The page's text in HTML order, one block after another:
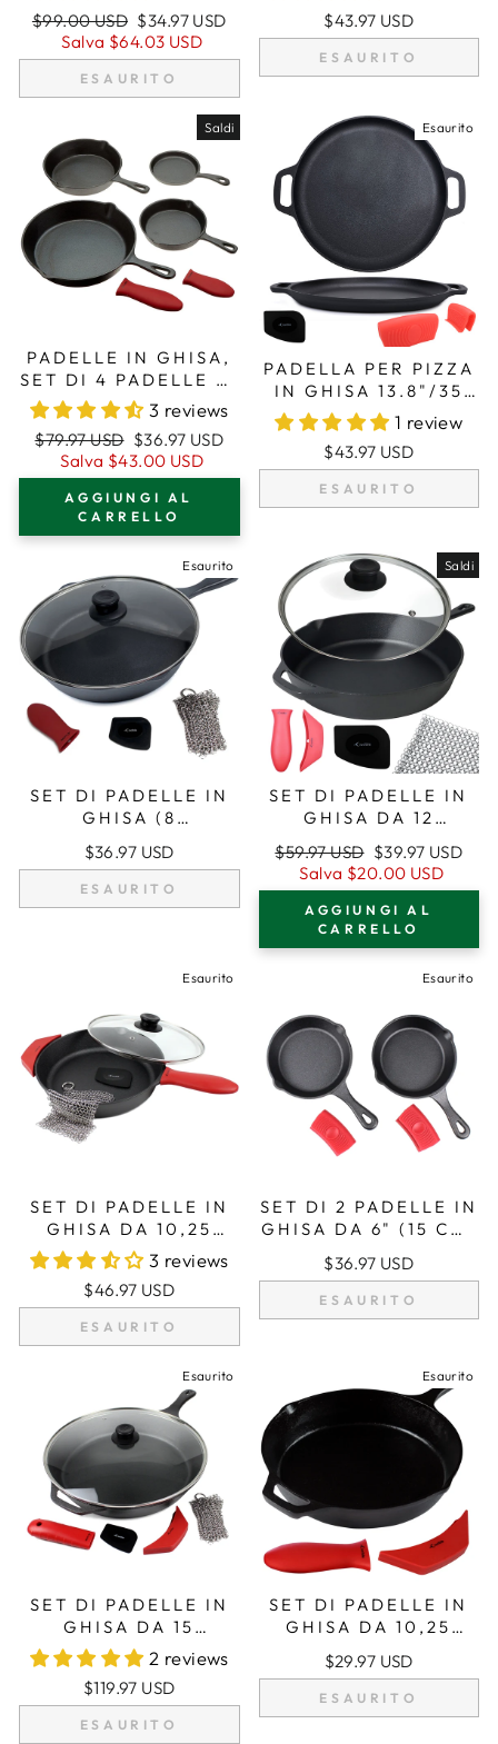
7.87”–4.72” (20 CM –
12 CM), RESISTENTI
AL FORNO
Prezzo
regolare
$99.00 USD Prezzo
di
vendita
$34.97 USD
Salva $64.03 USD
ESAURITO
COMBINAZIONE
GRIGLIA E PIASTRA,
ADATTA PER DUE
COTTURA
$43.97 USD
ESAURITO
Saldi
PADELLE IN GHISA,
SET DI 4 PADELLE DI
DIVERSE
DIMENSIONI, 2
PRESINE IN
SILICONE
3 reviews
Prezzo
regolare
$79.97 USD Prezzo
di
vendita
$36.97 USD
Salva $43.00 USD
AGGIUNGI AL
CARRELLO
Esaurito
PADELLA PER PIZZA
IN GHISA 13.8"/35
CM, TEGLIA DA
FORNO, PIASTRA DA
CUCINA, MANICI IN
SILICONE E
RASCHIETTO
1 review
$43.97 USD
ESAURITO
Esaurito
SET DI PADELLE IN
GHISA (8
PRESINA IN
SILICONE,
COPERCHIO IN
GHISA, RASCHIETTO
$36.97 USD
ESAURITO
Saldi
SET DI PADELLE IN
GHISA DA 12
MANICI IN
SILICONE,
COPERCHIO IN
VETRO,
DETERGENTE PER
GHISA, RASCHIETTO
Prezzo
regolare
$59.97 USD Prezzo
di
vendita
$39.97 USD
Salva $20.00 USD
AGGIUNGI AL
CARRELLO
Esaurito
SET DI PADELLE IN
GHISA DA 10,25
POLLICI/26 CM,
MANICI IN
SILICONE,
COPERCHIO IN
VETRO,
GHISA, RASCHIETTO
3 reviews
$46.97 USD
ESAURITO
Esaurito
SET DI 2 PADELLE IN
GHISA DA 6" (15 CM)
IMPUGNATURE IN
SILICONE PER
MANICO
$36.97 USD
ESAURITO
Esaurito
SET DI PADELLE IN
GHISA DA 15
POLLICI (38 CM),
MANICI IN
SILICONE,
COPERCHIO IN
VETRO,
2 reviews
$119.97 USD
ESAURITO
Esaurito
SET DI PADELLE IN
GHISA DA 10,25
POLLICI/26 CM,
INCLUSI GRANDI E
SUPPORTI
ASSISTENTI PER
$29.97 USD
ESAURITO